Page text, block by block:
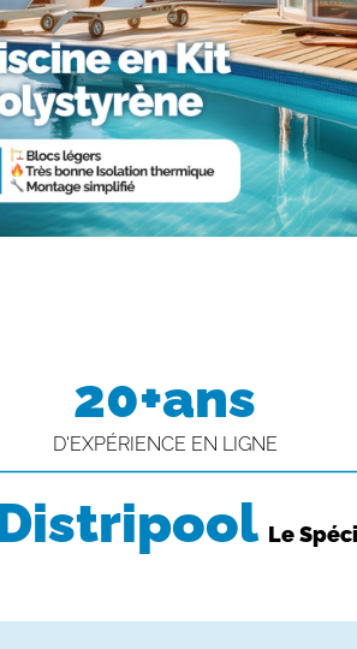
20+ans
D'EXPÉRIENCE EN LIGNE
Le